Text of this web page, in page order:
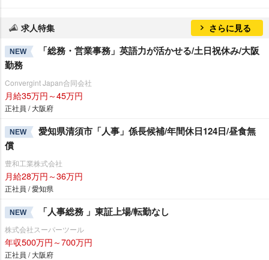
求人特集 さらに見る
NEW
「総務・営業事務」英語力が活かせる/土日祝休み/大阪
勤務
Convergint Japan合同会社
月給35万円～45万円
正社員 / 大阪府
NEW
愛知県清須市「人事」係長候補/年間休日124日/昼食無
償
豊和工業株式会社
月給28万円～36万円
正社員 / 愛知県
NEW 「人事総務 」東証上場/転勤なし
株式会社スーパーツール
年収500万円～700万円
正社員 / 大阪府